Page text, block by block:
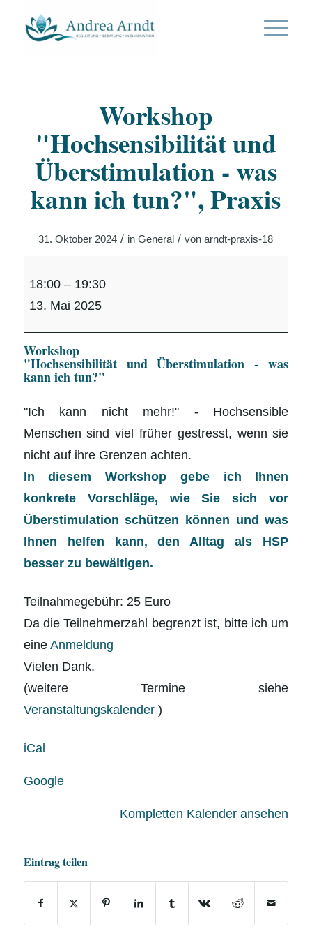
Workshop
"Hochsensibilität und
Überstimulation - was
kann ich tun?", Praxis
31. Oktober 2024 / inGeneral / vonarndt-praxis-18
"Hochsensibilität
und
Überstimulation
-
was
ich
tun?",
Praxis
18:00 – 19:30
13. Mai 2025
Workshop
"Hochsensibilität und Überstimulation - was
kann ich tun?"
"Ich kann nicht mehr!" - Hochsensible
Menschen sind viel früher gestresst, wenn sie
nicht auf ihre Grenzen achten.
In diesem Workshop gebe ich Ihnen
konkrete Vorschläge, wie Sie sich vor
Überstimulation schützen können und was
Ihnen helfen kann, den Alltag als HSP
besser zu bewältigen.
Teilnahmegebühr: 25 Euro
Da die Teilnehmerzahl begrenzt ist, bitte ich um
eineAnmeldung
Vielen Dank.
(weitere Termine siehe
Veranstaltungskalender)
iCal
Google
Kompletten Kalender ansehen
Eintrag teilen